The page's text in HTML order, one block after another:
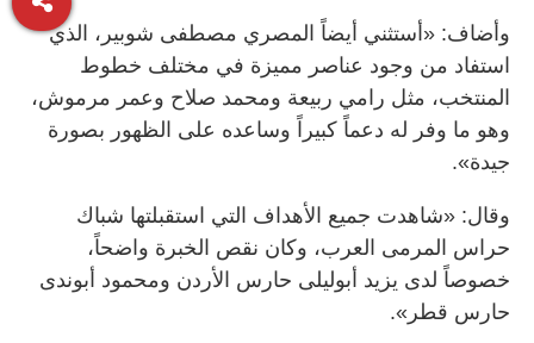
وأضاف: «أستثني أيضاً المصري مصطفى شوبير، الذي
استفاد من وجود عناصر مميزة في مختلف خطوط
المنتخب، مثل رامي ربيعة ومحمد صلاح وعمر مرموش،
وهو ما وفر له دعماً كبيراً وساعده على الظهور بصورة
جيدة».
وقال: «شاهدت جميع الأهداف التي استقبلتها شباك
حراس المرمى العرب، وكان نقص الخبرة واضحاً،
خصوصاً لدى يزيد أبوليلى حارس الأردن ومحمود أبوندى
حارس قطر».